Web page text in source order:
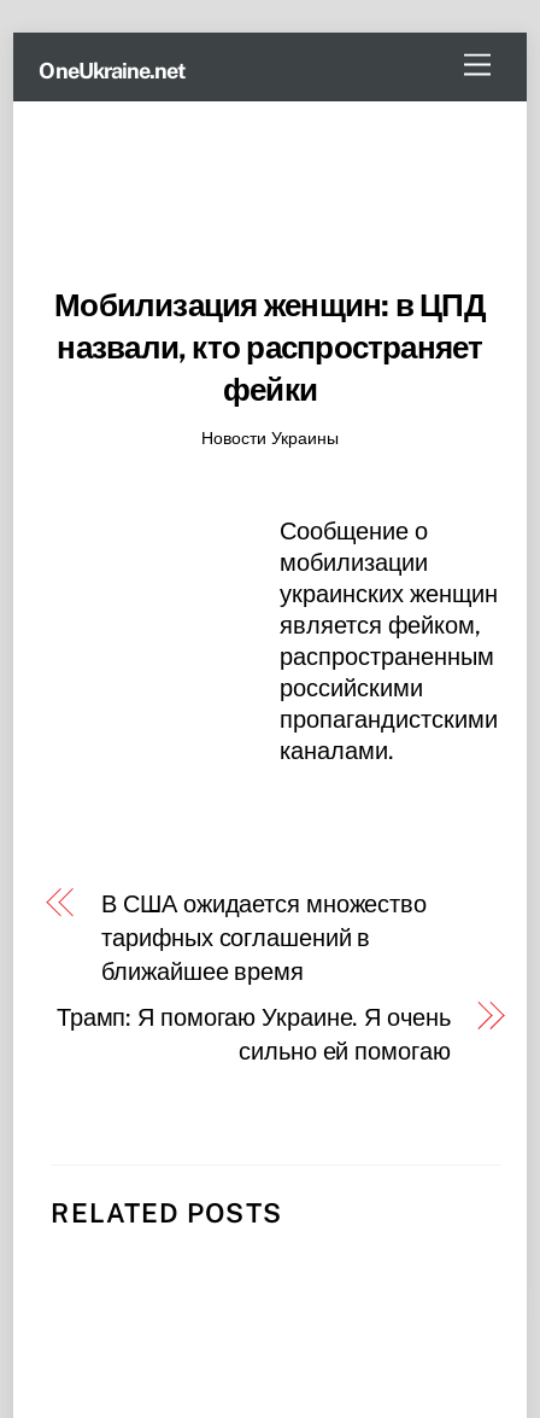
content
Menu
OneUkraine.net
Мобилизация женщин: в ЦПД
назвали, кто распространяет
фейки
Новости Украины
Сообщение о
мобилизации
украинских женщин
является фейком,
распространенным
российскими
пропагандистскими
каналами.
В США ожидается множество
тарифных соглашений в
ближайшее время
Трамп: Я помогаю Украине. Я очень
сильно ей помогаю
RELATED POSTS